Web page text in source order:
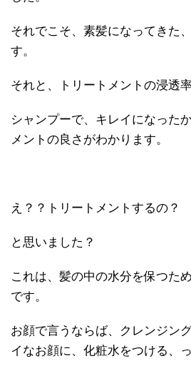
それでこそ、素髪になってきた
す。
それと、トリートメントの浸透
シャンプーで、キレイになった
メントの良さがわかります。
え？？トリートメントするの？
と思いました？
これは、髪の中の水分を保つた
です。
お顔で言うならば、クレンジン
イなお顔に、化粧水をつける、